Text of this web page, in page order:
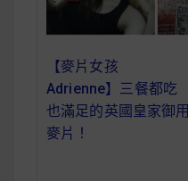
蔬食純素餐廳推薦
【麥片女孩
Adrienne】三餐都吃
也滿足的英國皇家御用
麥片！